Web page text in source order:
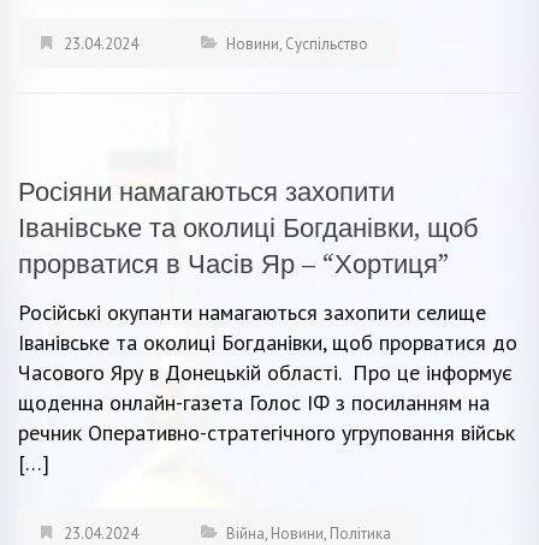
23.04.2024 Новини, Суспільство
Росіяни намагаються захопити
Іванівське та околиці Богданівки, щоб
прорватися в Часів Яр – “Хортиця”
Російські окупанти намагаються захопити селище
Іванівське та околиці Богданівки, щоб прорватися до
Часового Яру в Донецькій області. Про це інформує
щоденна онлайн-газета Голос ІФ з посиланням на
речник Оперативно-стратегічного угруповання військ
[…]
23.04.2024 Війна, Новини, Політика